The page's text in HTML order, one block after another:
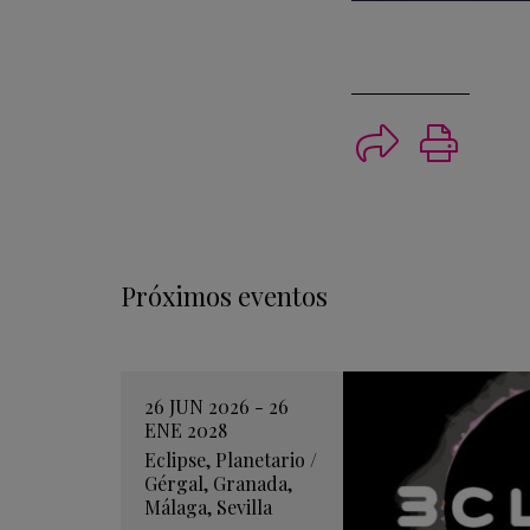
Próximos eventos
26 JUN 2026 - 26
ENE 2028
Eclipse, Planetario /
Gérgal, Granada,
Málaga, Sevilla